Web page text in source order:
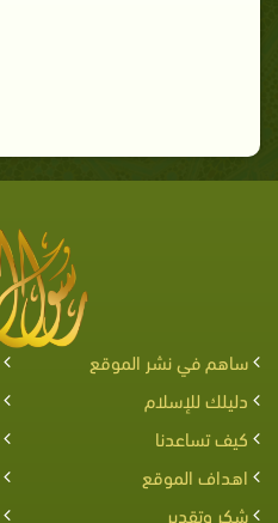
ساهم في نشر الموقع
دليلك للإسلام
كيف تساعدنا
اهداف الموقع
شكر وتقدير